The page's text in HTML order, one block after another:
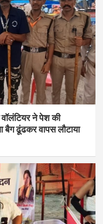
ने पेश की
बैग ढूंढकर वापस लौटाया